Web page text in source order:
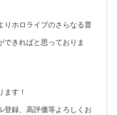
りホロライブのさらなる普
できればと思っておりま
ます！
登録、高評価等よろしくお